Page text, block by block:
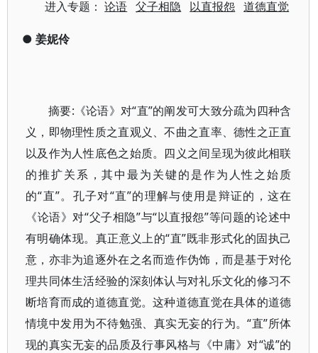
进入专题：论语 父子相隐 以直报怨 道德直觉
● 姜妮伶
摘要:《论语》对“直”的阐发可大致分疏为四种含
义，即物理性质之直观义、不曲之直率、德性之正直
以及作为人性底色之始质。四义之间呈现为彼此相联
的推扩关系，其中最为关键的是作为人性之始质
的“直”。孔子对“直”的理解与使用是辩证的，这在
《论语》对“父子相隐”与“以直报怨”等问题的论述中
有明确体现。真正意义上的“直”既非形式化的固执己
意，亦非为追逐外在之名而造作伪饰，而是基于对伦
理共同体生活经验的深刻体认与对礼乐文化的修习不
断培育而成的道德直觉。这种道德直觉在具体的道德
情境中发用为不待勉强、真实无妄的行为。“直”所体
现的真实无妄的品质及行事风格与《中庸》对“诚”的